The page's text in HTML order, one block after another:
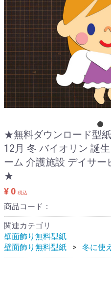
★無料ダウンロード型紙
12月 冬 バイオリン 誕
ーム 介護施設 デイサ
★
¥ 0 税込
商品コード：
関連カテゴリ
壁面飾り無料型紙
壁面飾り無料型紙
冬に使